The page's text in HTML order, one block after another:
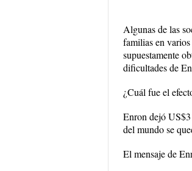
Algunas de las
familias en
supuestamente
dificultades de
¿Cuál fue el
Enron dejó
del mundo se
El mensaje de